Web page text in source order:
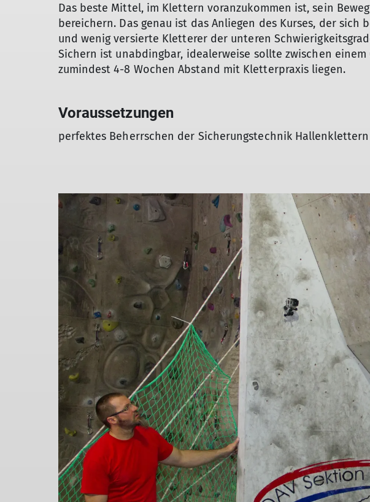
Das beste Mittel, im Klettern voranzukommen ist, sein
bereichern. Das genau ist das Anliegen des Kurses, der sich
und wenig versierte Kletterer der unteren
Sichern ist unabdingbar, idealerweise sollte zwischen
zumindest 4-8 Wochen Abstand mit Kletterpraxis liegen.
Voraussetzungen
perfektes Beherrschen der Sicherungstechnik Hallenklettern